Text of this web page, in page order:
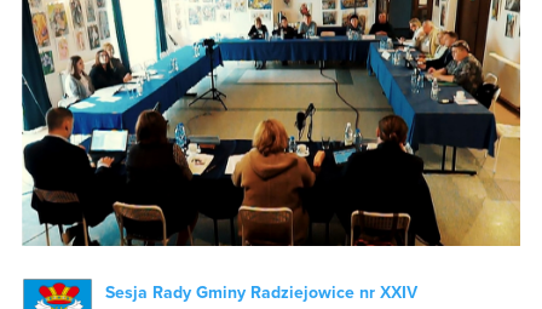
Sesja Rady Gminy Radziejowice nr XXIV